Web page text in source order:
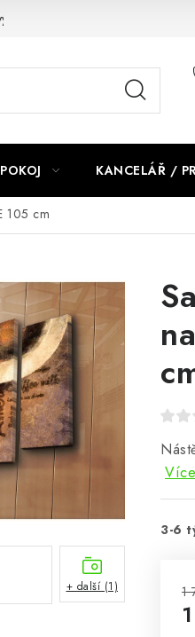
program NBM+
KANCELÁŘ /
105 cm
3-6
1
+ další (1)